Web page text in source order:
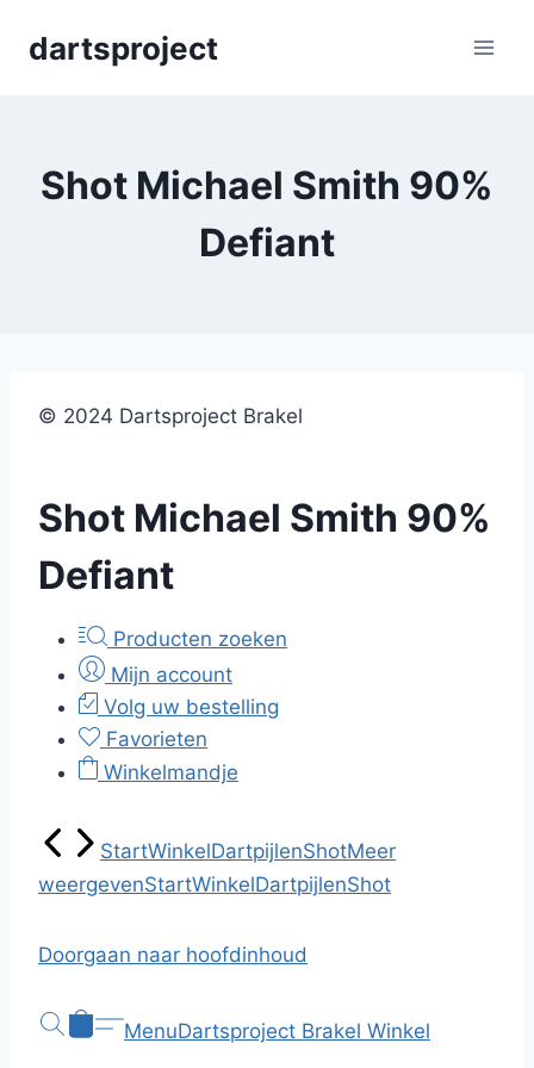
dartsproject
Shot Michael Smith 90%
Defiant
© 2024 Dartsproject Brakel
Shot Michael Smith 90%
Defiant
Producten zoeken
Mijn account
Volg uw bestelling
Favorieten
Winkelmandje
StartWinkelDartpijlenShotMeer
weergevenStartWinkelDartpijlenShot
Doorgaan naar hoofdinhoud
MenuDartsproject Brakel Winkel